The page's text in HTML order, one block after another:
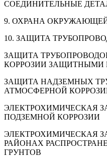
СОЕДИНИТЕЛЬНЫЕ
9. ОХРАНА
10. ЗАЩИТА
ЗАЩИТА
КОРРОЗИИ ЗАЩИТНЫМИ
ЗАЩИТА НАДЗЕМНЫХ
АТМОСФЕРНОЙ
ЭЛЕКТРОХИМИЧЕСКАЯ
ПОДЗЕМНОЙ КОРРОЗИИ
ЭЛЕКТРОХИМИЧЕСКАЯ
РАЙОНАХ
ГРУНТОВ